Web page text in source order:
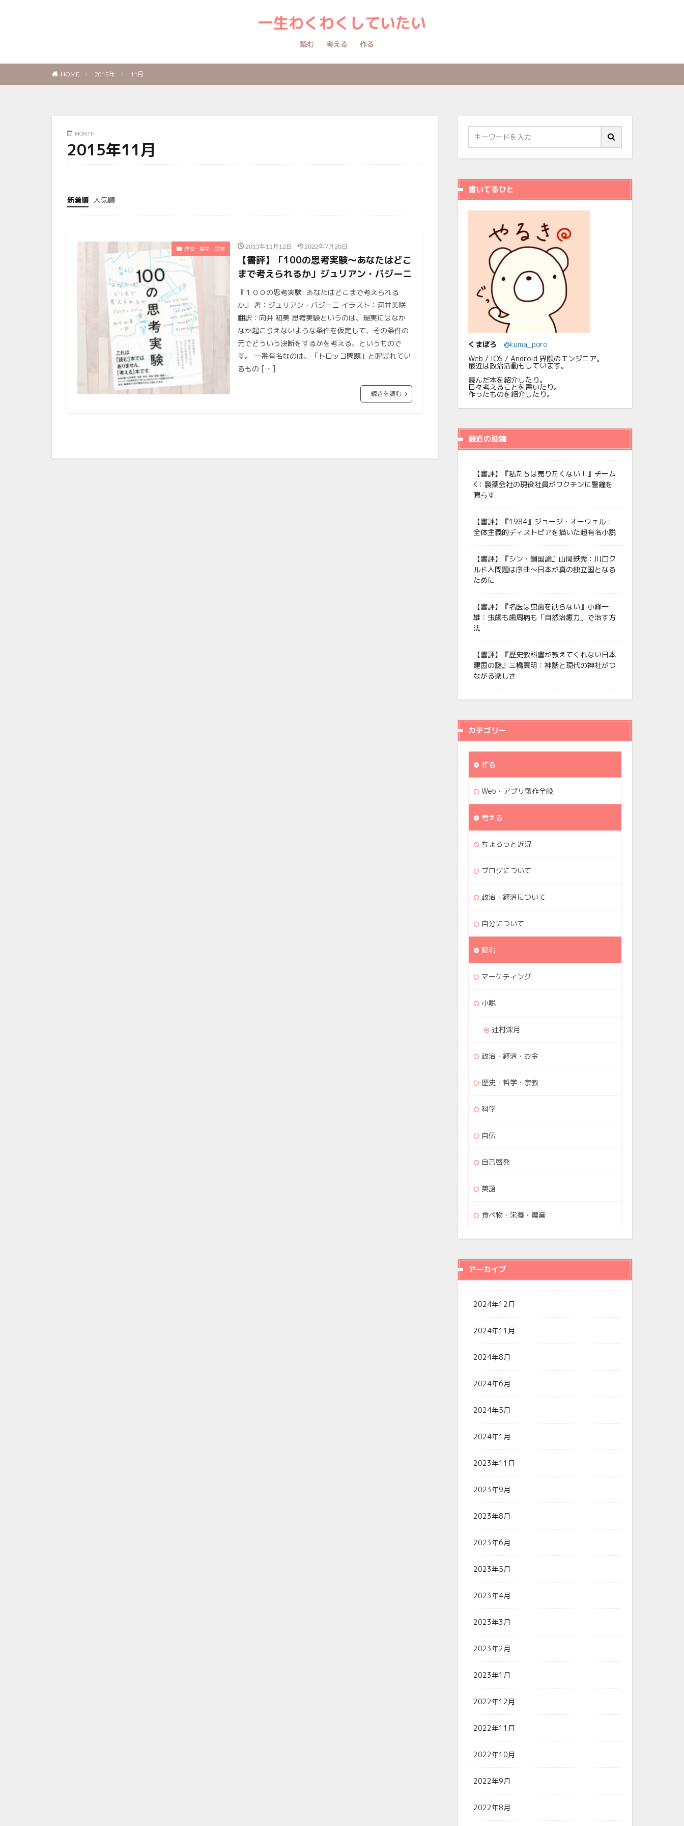
一生わくわくしていたい
読む 考える 作る
HOME 2015年 11月
MONTH
2015年11月
新着順 人気順
歴史・哲学・宗教 2015年11月12日 2022年7月20日
【書評】「100の思考実験〜あなたはどこ
まで考えられるか」ジュリアン・バジーニ
『１００の思考実験: あなたはどこまで考えられる
か』 著：ジュリアン・バジーニ イラスト：河井美咲
翻訳：向井 和美 思考実験というのは、現実にはなか
なか起こりえないような条件を仮定して、その条件の
元でどういう決断をするかを考える、というもので
す。 一番有名なのは、「トロッコ問題」と呼ばれてい
るもの […]
続きを読む
書いてるひと
くまぽろ
@kuma_poro
Web / iOS / Android 界隈のエンジニア。
最近は政治活動もしています。
読んだ本を紹介したり。
日々考えることを書いたり。
作ったものを紹介したり。
最近の投稿
【書評】『私たちは売りたくない！』チーム
K：製薬会社の現役社員がワクチンに警鐘を
鳴らす
【書評】『1984』ジョージ・オーウェル：
全体主義的ディストピアを描いた超有名小説
【書評】『シン・鎖国論』山岡鉄秀：川口ク
ルド人問題は序曲〜日本が真の独立国となる
ために
【書評】『名医は虫歯を削らない』小峰一
雄：虫歯も歯周病も「自然治癒力」で治す方
法
【書評】『歴史教科書が教えてくれない日本
建国の謎』三橋貴明：神話と現代の神社がつ
ながる楽しさ
カテゴリー
作る
Web・アプリ製作全般
考える
ちょろっと近況
ブログについて
政治・経済について
自分について
読む
マーケティング
小説
辻村深月
政治・経済・お金
歴史・哲学・宗教
科学
自伝
自己啓発
英語
食べ物・栄養・農業
アーカイブ
2024年12月
2024年11月
2024年8月
2024年6月
2024年5月
2024年1月
2023年11月
2023年9月
2023年8月
2023年6月
2023年5月
2023年4月
2023年3月
2023年2月
2023年1月
2022年12月
2022年11月
2022年10月
2022年9月
2022年8月